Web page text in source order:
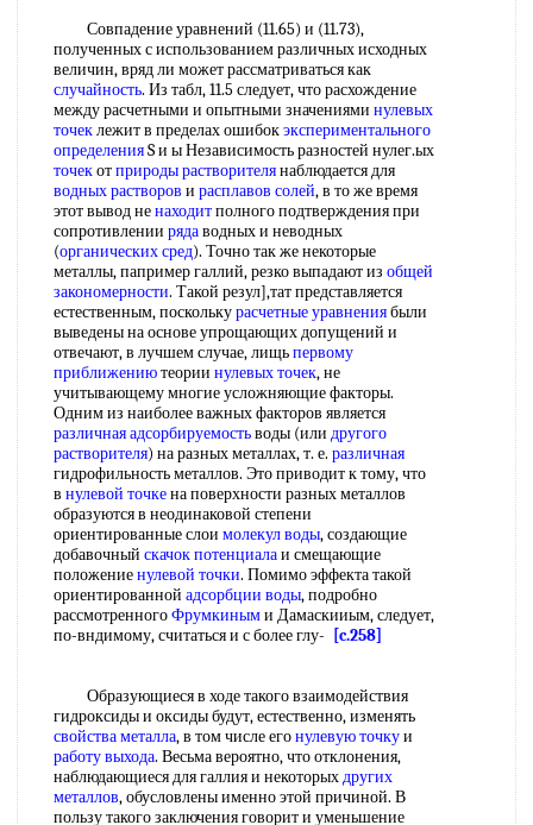
Совпадение уравнений (11.65) и (11.73),
полученных с использованием различных исходных
величин, вряд ли может рассматриваться как
случайность. Из табл, 11.5 следует, что расхождение
между расчетными и опытными значениями нулевых
точеклежит в пределах ошибокэкспериментального
определенияS и ы Независимость разностей нулег.ых
точекотприроды растворителянаблюдается для
водных растворов и расплавов солей, в то же время
этот вывод ненаходитполного подтверждения при
сопротивлении рядаводных и неводных
(органических сред). Точно так же некоторые
металлы, папример галлий, резко выпадают из общей
закономерности. Такой резул],тат представляется
естественным, посколькурасчетные уравнениябыли
выведены на основе упрощающих допущений и
отвечают, в лучшем случае, лищьпервому
приближениютеории нулевых точек, не
учитывающему многие усложняющие факторы.
Одним из наиболее важных факторов является
различнаяадсорбируемостьводы (или другого
растворителя) на разных металлах, т. е. различная
гидрофильность металлов. Это приводит к тому, что
в нулевой точкена поверхности разных металлов
образуются в неодинаковой степени
ориентированные слои молекул воды, создающие
добавочный скачок потенциалаи смещающие
положениенулевой точки. Помимо эффекта такой
ориентированной адсорбции воды, подробно
рассмотренногоФрумкиными Дамаскииым, следует,
по-вндимому, считаться и с более глу-
[c.258]
Образующиеся в ходе такого взаимодействия
гидроксиды и оксиды будут, естественно, изменять
свойства металла, в том числе егонулевую точкуи
работу выхода. Весьма вероятно, что отклонения,
наблюдающиеся для галлия и некоторыхдругих
металлов, обусловлены именно этой причиной. В
пользу такого заключения говорит и уменьшение